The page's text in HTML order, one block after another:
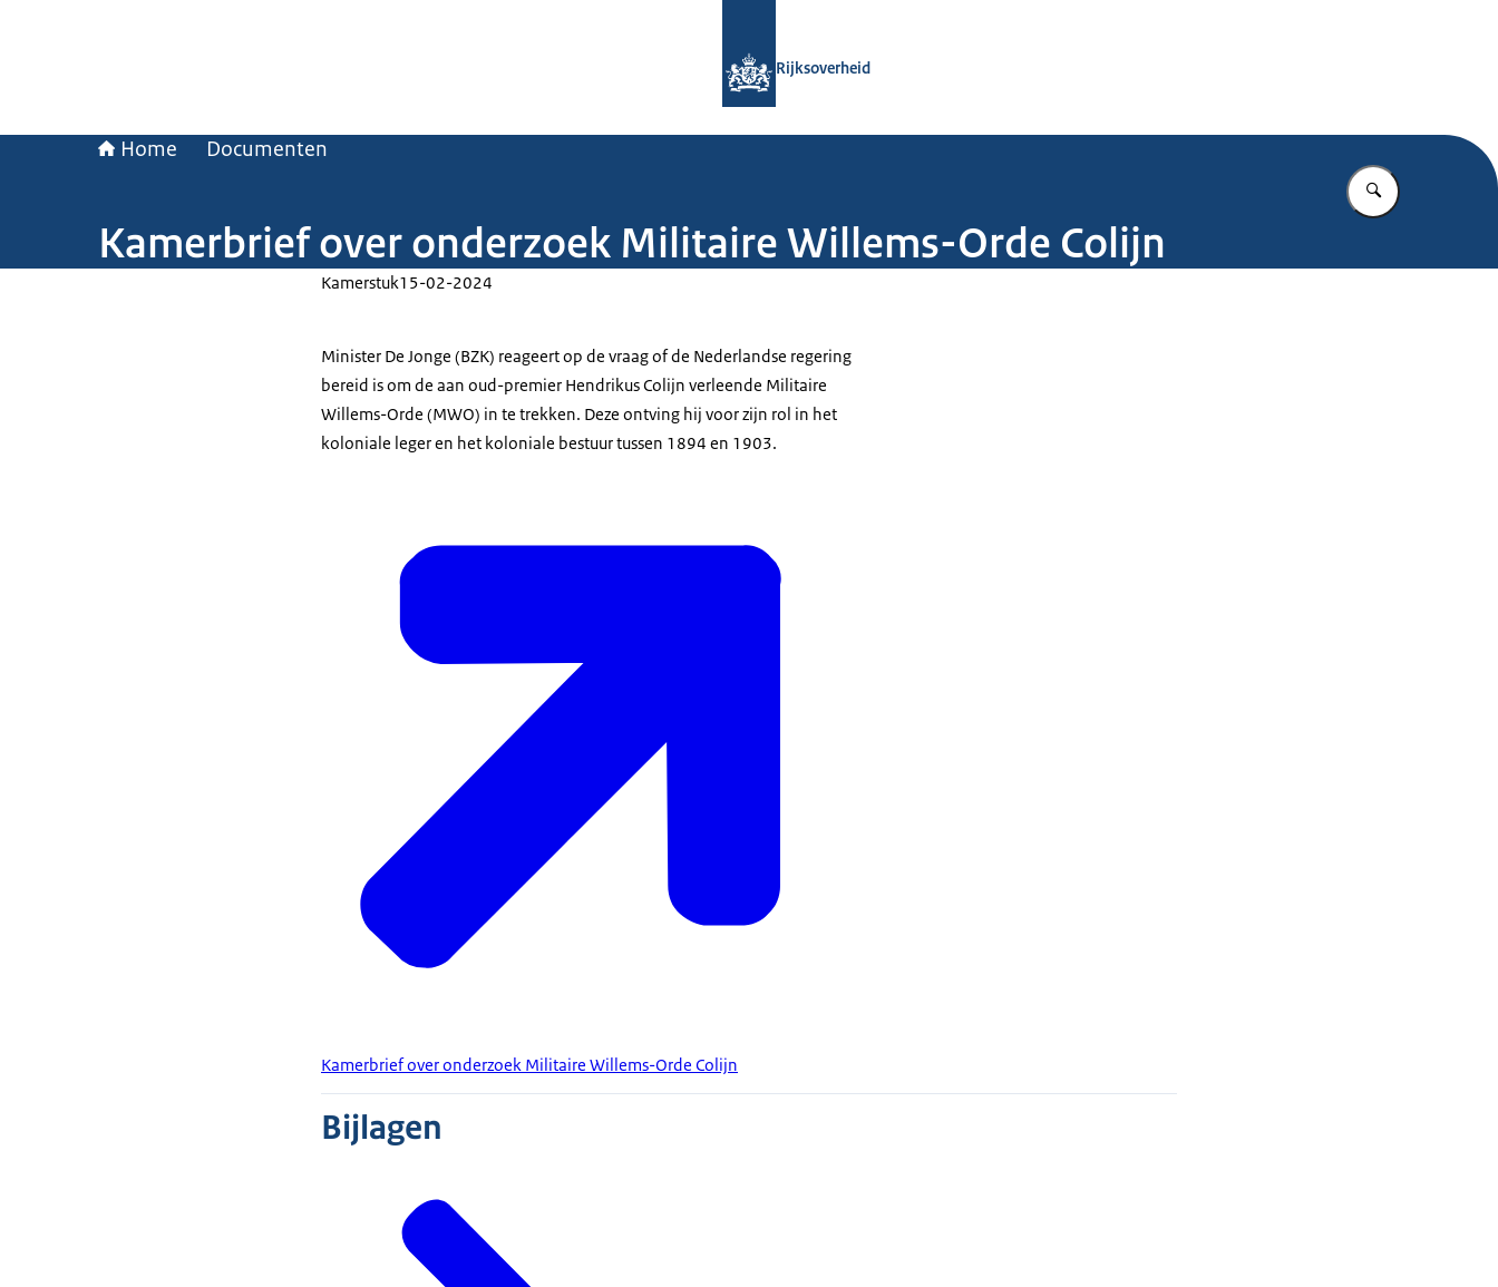
Rijksoverheid
Home Documenten
Vul in wat u
Kamerbrief over onderzoek Militaire Willems-Orde Colijn
Kamerstuk15-02-2024
Minister De Jonge (BZK) reageert op de vraag of de Nederlandse regering
bereid is om de aan oud-premier Hendrikus Colijn verleende Militaire
Willems-Orde (MWO) in te trekken. Deze ontving hij voor zijn rol in het
koloniale leger en het koloniale bestuur tussen 1894 en 1903.
Kamerbrief over onderzoek Militaire Willems-Orde Colijn
Bijlagen